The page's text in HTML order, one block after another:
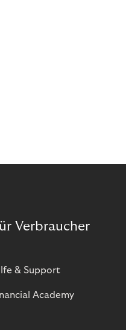
Verbraucher
& Support
Academy